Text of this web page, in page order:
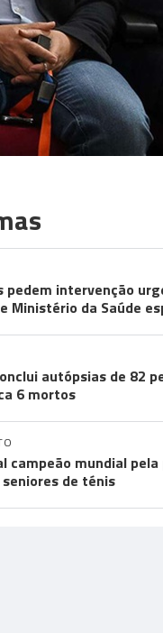
pedem intervenção
Ministério da Saúde
autópsias de 82
6 mortos
campeão mundial
de ténis